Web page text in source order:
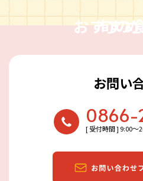
おすす
旬の
お問い
[ 受付時間 ] 9:00〜